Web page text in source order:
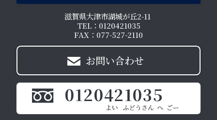
滋賀県大津市湖城が丘2-11
TEL：0120421035
FAX：077-527-2110
お問い合わせ
0120421035